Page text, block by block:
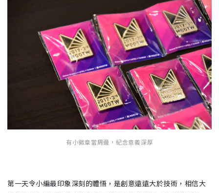
有小徽章當周邊，紀念意義深厚
第一天令小編最印象深刻的體悟，是創意遠遠大於技術，相信大